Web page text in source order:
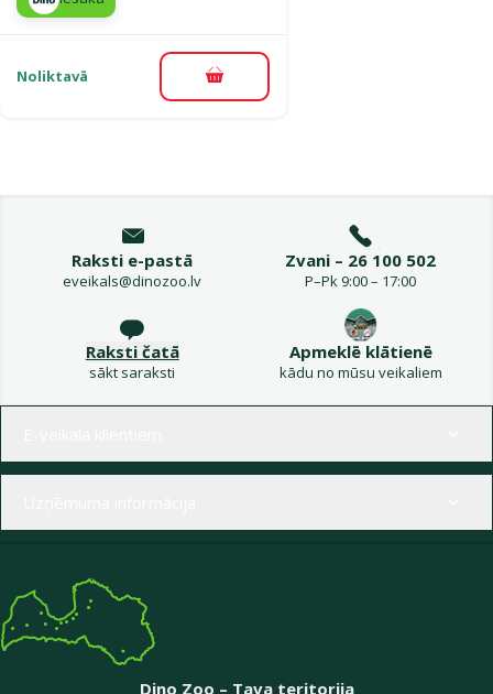
Noliktavā Pievienot grozam
Raksti e-pastā
eveikals@dinozoo.lv
Zvani – 26 100 502
P–Pk 9:00 – 17:00
Raksti čatā
sākt saraksti
Apmeklē klātienē
kādu no mūsu veikaliem
Dino Zoo – Tava teritorija